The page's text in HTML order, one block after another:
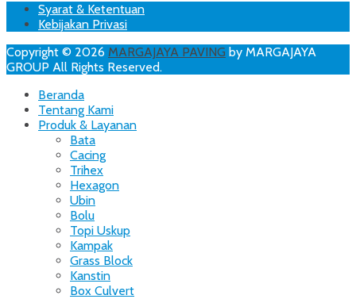
Footer
Menu
Skip
Syarat & Ketentuan
Kebijakan Privasi
Copyright © 2026 MARGAJAYA PAVING by MARGAJAYA
GROUP All Rights Reserved.
Beranda
Tentang Kami
Produk & Layanan
Bata
Cacing
Trihex
Hexagon
Ubin
Bolu
Topi Uskup
Kampak
Grass Block
Kanstin
Box Culvert